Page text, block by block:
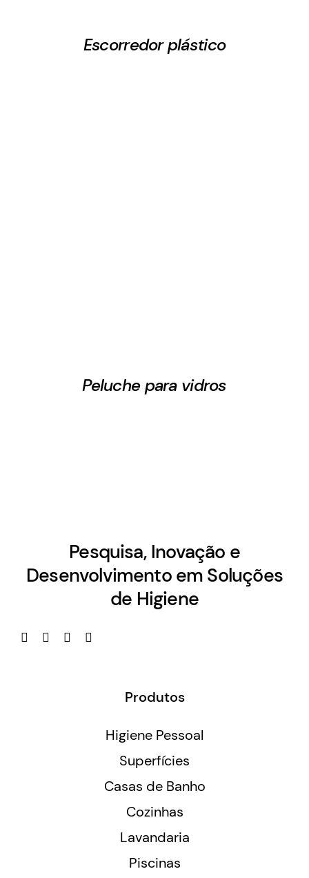
Escorredor plástico
Peluche para vidros
Pesquisa, Inovação e
Desenvolvimento em Soluções
de Higiene
Produtos
Higiene Pessoal
Superfícies
Casas de Banho
Cozinhas
Lavandaria
Piscinas